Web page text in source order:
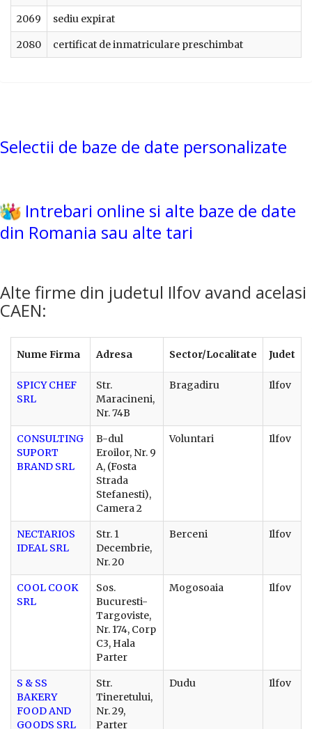
2069 sediu expirat
2080 certificat de inmatriculare preschimbat
Selectii de baze de date personalizate
Intrebari online si alte baze de date
din Romania sau alte tari
Alte firme din judetul Ilfov avand acelasi
CAEN:
Nume Firma Adresa Sector/Localitate Judet
SPICY CHEF
SRL
Str.
Maracineni,
Nr. 74B
Bragadiru Ilfov
CONSULTING
SUPORT
BRAND SRL
B-dul
Eroilor, Nr. 9
A, (Fosta
Strada
Stefanesti),
Camera 2
Voluntari Ilfov
NECTARIOS
IDEAL SRL
Str. 1
Decembrie,
Nr. 20
Berceni Ilfov
COOL COOK
SRL
Sos.
Bucuresti-
Targoviste,
Nr. 174, Corp
C3, Hala
Parter
Mogosoaia Ilfov
S & SS
BAKERY
FOOD AND
GOODS SRL
Str.
Tineretului,
Nr. 29,
Parter
Dudu Ilfov